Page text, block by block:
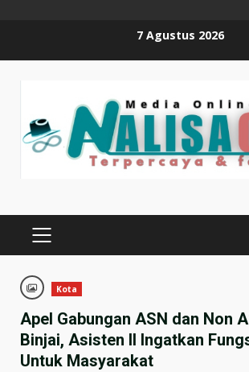
7 Agustus 2026
PRIMARY
Kota
Apel Gabungan ASN dan Non
Binjai, Asisten II Ingatkan
Untuk Masyarakat